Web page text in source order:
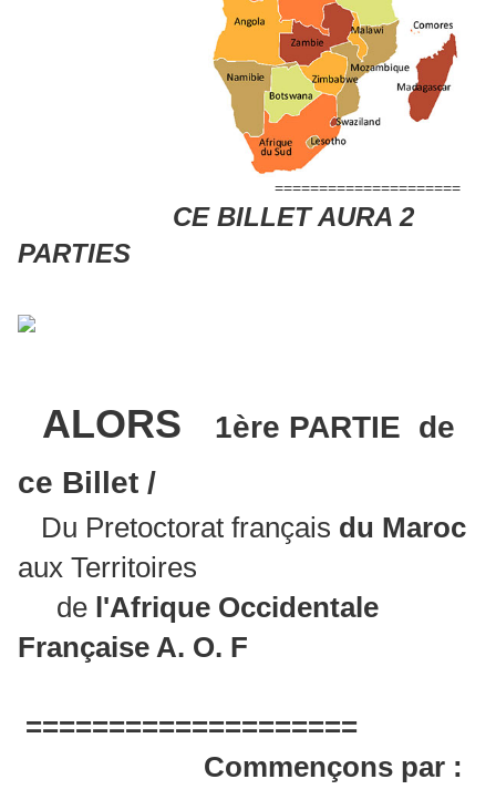
=====================
CE BILLET AURA 2
PARTIES
ALORS
1ère PARTIE de
ce Billet /
Du Pretoctorat français du Maroc
aux Territoires
de l'Afrique Occidentale
Française A. O. F
====================
Commençons par :